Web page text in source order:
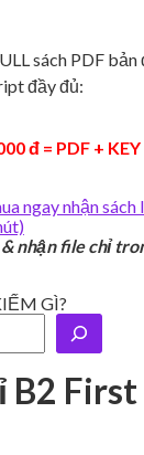
sách PDF bản
đầy đủ:
đ = PDF +
nhận file chỉ
GÌ?
First